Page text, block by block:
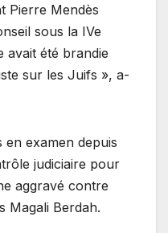
Pierre Mendès
sous la IVe
avait été brandie
sur les Juifs », a-
en examen depuis
judiciaire pour
aggravé contre
Magali Berdah.